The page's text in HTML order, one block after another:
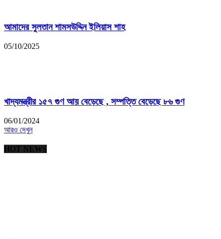
আমাদের সুলতান শামসউদ্দিন ইলিয়াস শাহ
05/10/2025
খাদ্যমন্ত্রীর ১৫৭ গুণ আয় বেড়েছে , সম্পত্তি বেড়েছে ৮৬ গুণ
06/01/2024
আরও দেখুন
HOT NEWS